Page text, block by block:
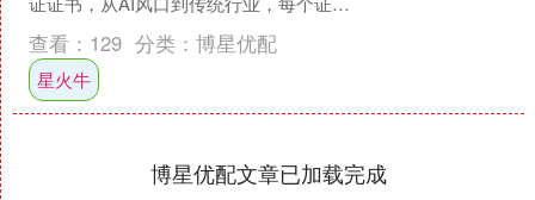
都是打破职业天花板的"专属金钥匙"！快
来看看哪把....
查看： 129 分类： 博星优配
星火牛
博星优配文章已加载完成